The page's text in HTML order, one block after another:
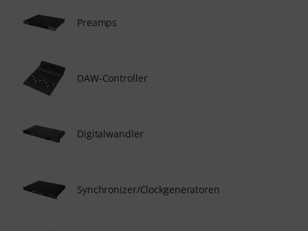
Preamps
DAW-Controller
Digitalwandler
Synchronizer/Clockgeneratoren